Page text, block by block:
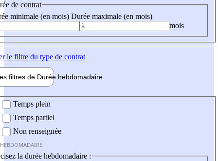
de contrat
minimale (en mois) Durée maximale (en mois)
mois
le filtre du type de contrat
filtres de Durée hebdomadaire
Temps plein
Temps partiel
Non renseignée
la durée hebdomadaire :